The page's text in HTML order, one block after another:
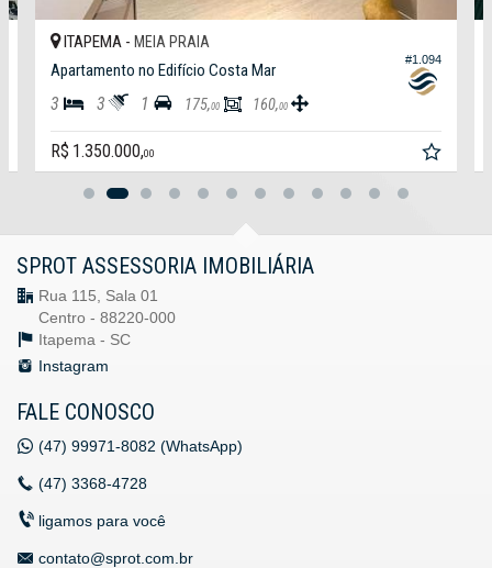
#1.094
ITAPEMA - MEIA PRAIA
Apartamento no Edifício Costa Mar
3 3 1 175,00 160,00
R$ 1.350.000,00
SPROT ASSESSORIA IMOBILIÁRIA
Rua 115, Sala 01
Centro - 88220-000
Itapema - SC
Instagram
FALE CONOSCO
(47) 99971-8082 (WhatsApp)
(47) 3368-4728
ligamos para você
contato@sprot.com.br